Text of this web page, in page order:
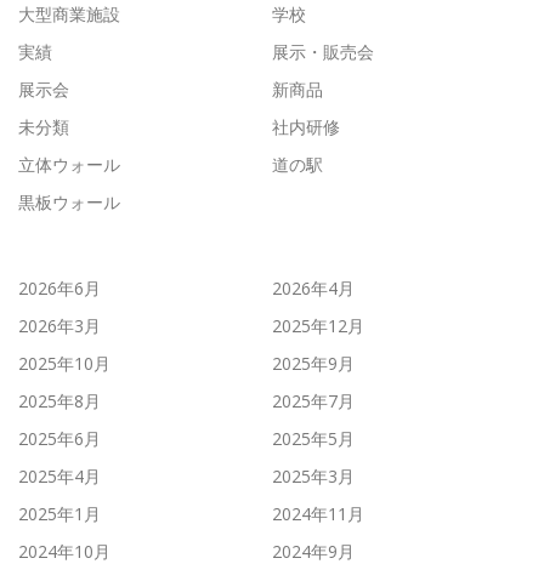
大型商業施設
学校
実績
展示・販売会
展示会
新商品
未分類
社内研修
立体ウォール
道の駅
黒板ウォール
2026年6月
2026年4月
2026年3月
2025年12月
2025年10月
2025年9月
2025年8月
2025年7月
2025年6月
2025年5月
2025年4月
2025年3月
2025年1月
2024年11月
2024年10月
2024年9月